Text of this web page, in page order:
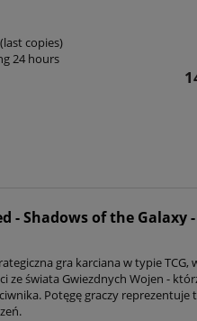
copies)
24 hours
- Shadows of the Galaxy
gra karciana w typie TCG,
ze świata Gwiezdnych Wojen -
Potęgę graczy reprezentuje